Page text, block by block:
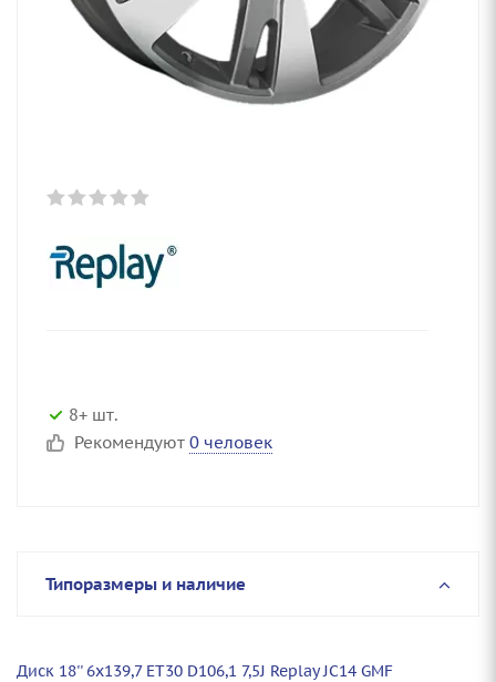
8+ шт.
Рекомендуют 0 человек
Типоразмеры и наличие
Диск 18'' 6x139,7 ET30 D106,1 7,5J Replay JC14 GMF